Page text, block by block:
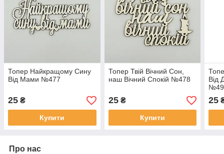
Топер Найкращому Сину
Від Мами №477
25 ₴
Купити
Топер Твій Вічний Сон,
наш Вічний Спокій №478
25₴
Купити
Від
25
Про нас